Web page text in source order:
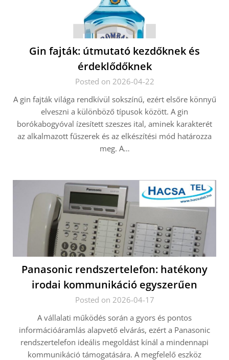
Gin fajták: útmutató kezdőknek és
érdeklődőknek
Posted on 2026-04-22
A gin fajták világa rendkívül sokszínű, ezért elsőre könnyű
elveszni a különböző típusok között. A gin
borókabogyóval ízesített szeszes ital, aminek karakterét
az alkalmazott fűszerek és az elkészítési mód határozza
meg. A…
Panasonic rendszertelefon: hatékony
irodai kommunikáció egyszerűen
Posted on 2026-04-17
A vállalati működés során a gyors és pontos
információáramlás alapvető elvárás, ezért a Panasonic
rendszertelefon ideális megoldást kínál a mindennapi
kommunikáció támogatására. A megfelelő eszköz